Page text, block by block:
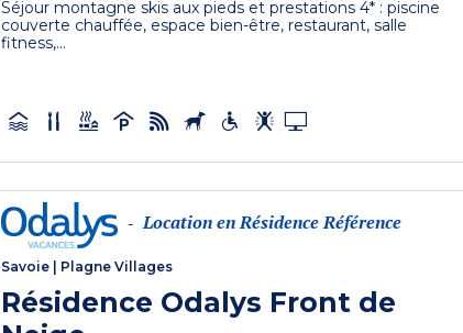
Séjour montagne skis aux pieds et prestations 4* : piscine
couverte chauffée, espace bien-être, restaurant, salle
fitness,...
- Location en Résidence Référence
Savoie Plagne Villages
Résidence Odalys Front de